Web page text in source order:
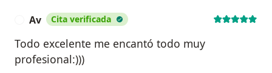
Av Cita verificada
Todo excelente me encantó todo muy
profesional:)))